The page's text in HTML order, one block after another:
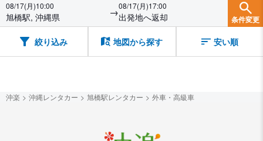
08/17(月)10:00
旭橋駅, 沖縄県 →08/17(月)17:00
出発地へ返却 条件変更
絞り込み 地図から探す 安い順
沖楽 沖縄レンタカー 旭橋駅レンタカー 外車・高級車